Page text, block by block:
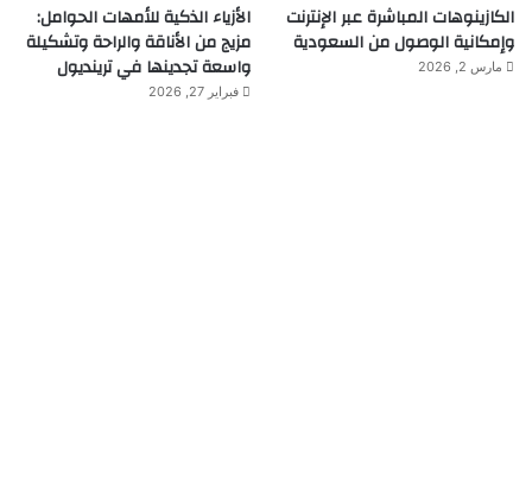
الكازينوهات المباشرة عبر الإنترنت
وإمكانية الوصول من السعودية
مارس 2, 2026
الأزياء الذكية للأمهات الحوامل:
مزيج من الأناقة والراحة وتشكيلة
واسعة تجدينها في ترينديول
فبراير 27, 2026